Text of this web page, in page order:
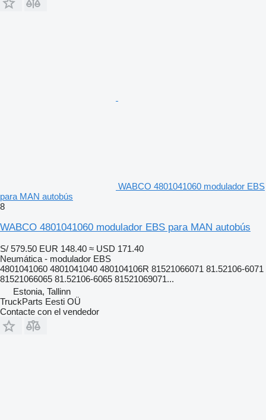
WABCO 4801041060 modulador EBS
para MAN autobús
8
WABCO 4801041060 modulador EBS para MAN autobús
S/ 579.50 EUR 148.40 ≈ USD 171.40
Neumática - modulador EBS
4801041060 4801041040 480104106R 81521066071 81.52106-6071
81521066065 81.52106-6065 81521069071...
Estonia, Tallinn
TruckParts Eesti OÜ
Contacte con el vendedor